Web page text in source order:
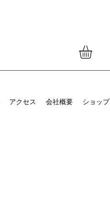
アクセス 会社概要 ショップ